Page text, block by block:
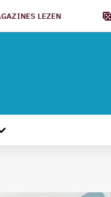
LEZEN